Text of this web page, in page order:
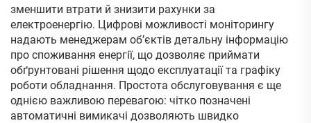
зменшити втрати й знизити рахунки за
електроенергію. Цифрові можливості моніторингу
надають менеджерам об’єктів детальну інформацію
про споживання енергії, що дозволяє приймати
обґрунтовані рішення щодо експлуатації та графіку
роботи обладнання. Простота обслуговування є ще
однією важливою перевагою: чітко позначені
автоматичні вимикачі дозволяють швидко